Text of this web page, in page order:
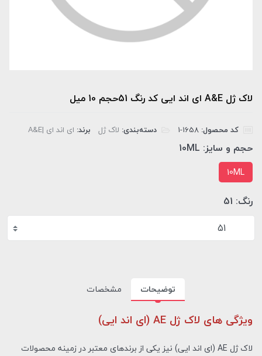
لاک ژل A&E ای اند ایی کد رنگ 51حجم 10 میل
کد محصول: دسته‌بندی: لاک ژل برند: ای اند ای |A&E
حجم و سایز: 10ML
10ML
رنگ: 51
51
توضیحات مشخصات
ویژگی های لاک ژل AE (ای اند ایی)
لاک ژل AE (ای اند ایی) نیز یکی از برندهای معتبر در زمینه محصولات